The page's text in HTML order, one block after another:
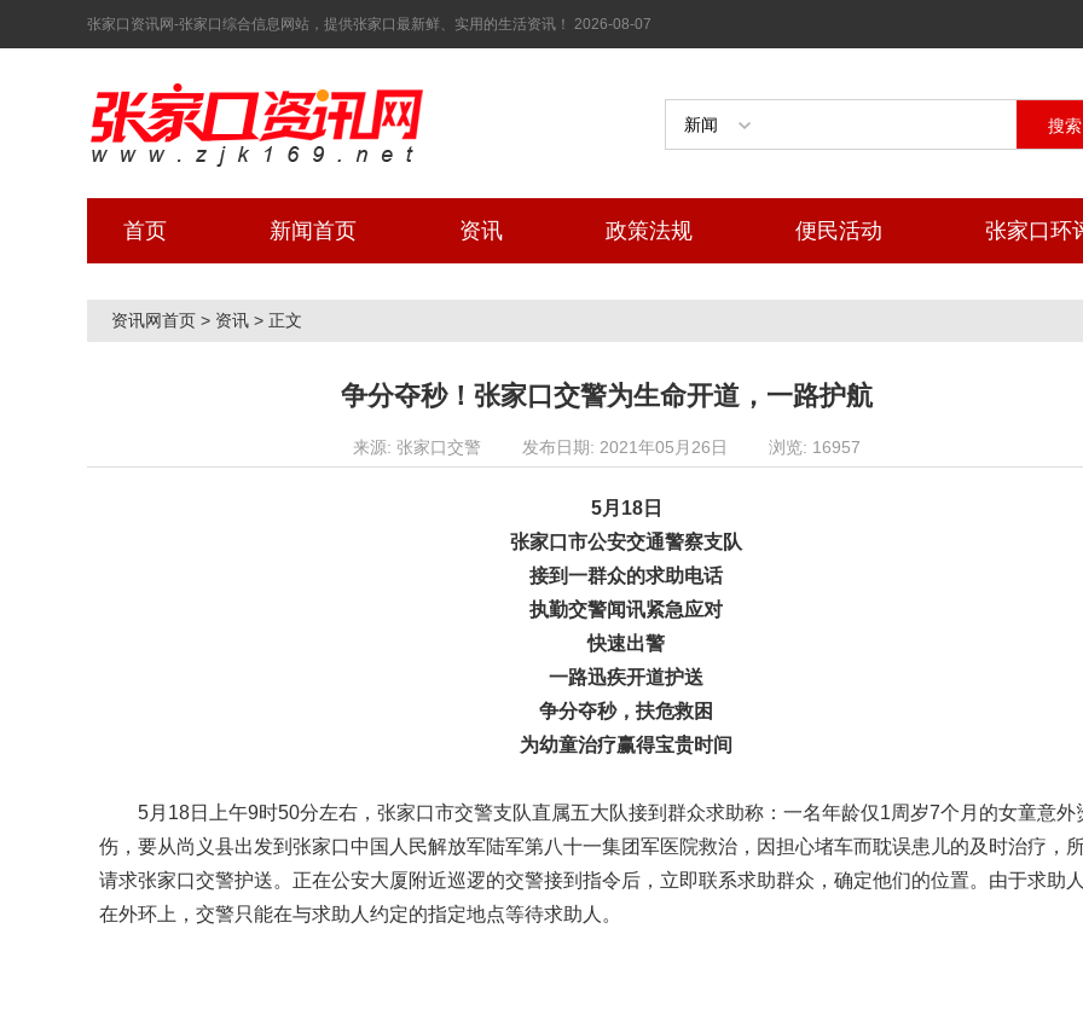
张家口资讯网-张家口综合信息网站，提供张家口最新鲜、实用的生活资讯！ 2026-08-07
搜索
首页 新闻首页 资讯 政策法规 便民活动 张家口环
资讯网首页 > 资讯 > 正文
争分夺秒！张家口交警为生命开道，一路护航
来源: 张家口交警 发布日期: 2021年05月26日 浏览: 16957
5月18日
张家口市公安交通警察支队
接到一群众的求助电话
执勤交警闻讯紧急应对
快速出警
一路迅疾开道护送
争分夺秒，扶危救困
为幼童治疗赢得宝贵时间
5月18日上午9时50分左右，张家口市交警支队直属五大队接到群众求助称：一名年龄仅1周岁7个月的女童意外
伤，要从尚义县出发到张家口中国人民解放军陆军第八十一集团军医院救治，因担心堵车而耽误患儿的及时治疗，
请求张家口交警护送。正在公安大厦附近巡逻的交警接到指令后，立即联系求助群众，确定他们的位置。由于求助
在外环上，交警只能在与求助人约定的指定地点等待求助人。